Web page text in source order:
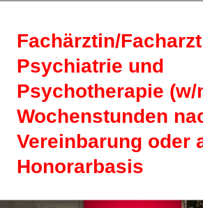
Fachärztin/
Psychiatrie und
Psychotherapie (w/
Wochenstunden
Vereinbarung oder
Honorarbasis